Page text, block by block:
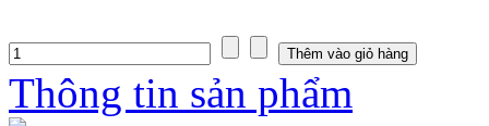
Thông tin sản phẩm